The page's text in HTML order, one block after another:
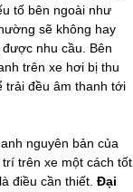
tố bên ngoài như
sẽ không hay
nhu cầu. Bên
trên xe hơi bị thu
trải đều âm thanh tới
nguyên bản của
trên xe một cách tốt
là điều cần thiết. Đại